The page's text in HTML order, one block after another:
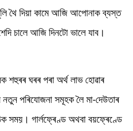
থৈ দিয়া কামে আজি আপোনাক ব্যস্ত
চালে আজি দিনটো ভালে যাব।
শহুৰৰ ঘৰৰ পৰা অৰ্থ লাভ হোৱাৰ
পৰিযোজনা সমূহক লৈ মা-দেউতাৰ
সময়। গাৰ্লফ্ৰেণ্ড অথবা বয়ফ্ৰেণ্ডে